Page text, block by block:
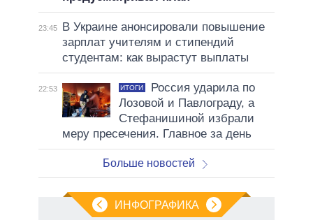
23:45
В Украине анонсировали повышение
зарплат учителям и стипендий
студентам: как вырастут выплаты
22:53 ИТОГИ
Россия ударила по
Лозовой и Павлограду, а
Стефанишиной избрали
меру пресечения. Главное за день
Больше новостей
ИНФОГРАФИКА